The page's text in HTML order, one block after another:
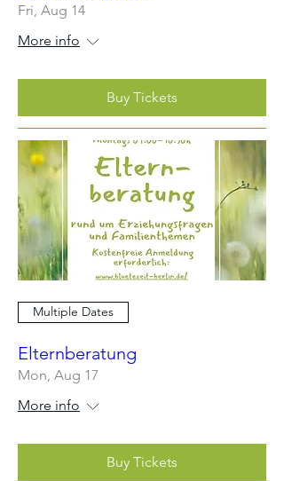
Fri, Aug 14
More info
Buy Tickets
Multiple Dates
Elternberatung
Mon, Aug 17
More info
Buy Tickets